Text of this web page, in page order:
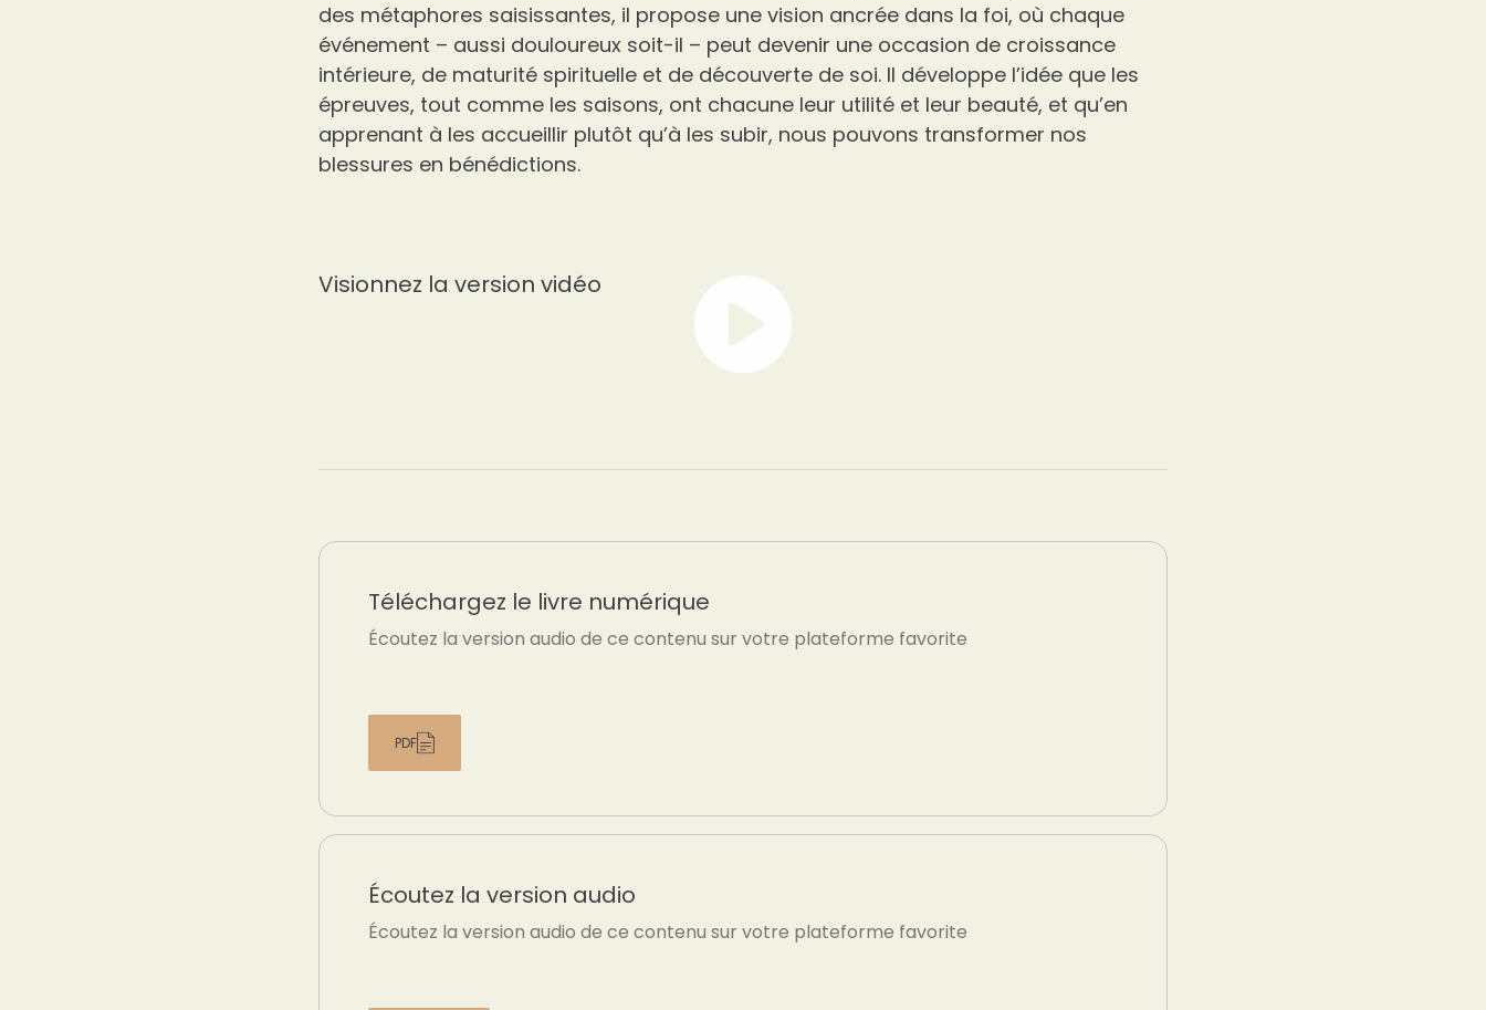
des métaphores saisissantes, il propose une vision ancrée dans la foi, où chaque
événement – aussi douloureux soit-il – peut devenir une occasion de croissance
intérieure, de maturité spirituelle et de découverte de soi. Il développe l’idée que les
épreuves, tout comme les saisons, ont chacune leur utilité et leur beauté, et qu’en
apprenant à les accueillir plutôt qu’à les subir, nous pouvons transformer nos
blessures en bénédictions.
Visionnez la version vidéo
Téléchargez le livre numérique
Écoutez la version audio de ce contenu sur votre plateforme favorite
PDF
Écoutez la version audio
Écoutez la version audio de ce contenu sur votre plateforme favorite